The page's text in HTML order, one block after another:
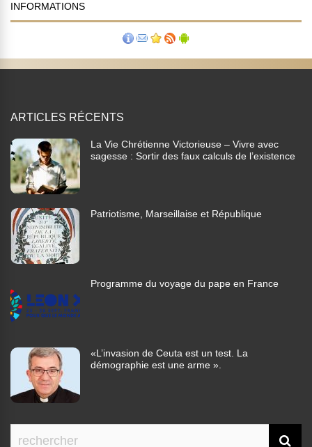
INFORMATIONS
ARTICLES RÉCENTS
La Vie Chrétienne Victorieuse – Vivre avec
sagesse : Sortir des faux calculs de l’existence
Patriotisme, Marseillaise et République
Programme du voyage du pape en France
«L’invasion de Ceuta est un test. La
démographie est une arme ».